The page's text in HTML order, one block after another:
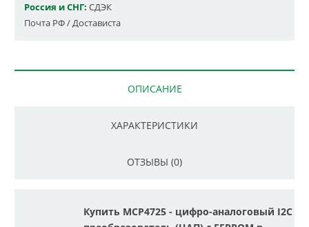
Россия и СНГ: СДЭК
Почта РФ / Достависта
ОПИСАНИЕ
ХАРАКТЕРИСТИКИ
ОТЗЫВЫ (0)
Купить MCP4725 - цифро-аналоговый I2C